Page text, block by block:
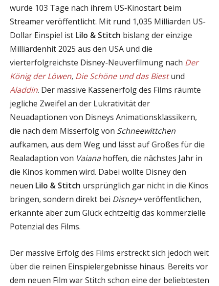
wurde 103 Tage nach ihrem US-Kinostart beim
Streamer veröffentlicht. Mit rund 1,035 Milliarden US-
Dollar Einspiel ist Lilo & Stitch bislang der einzige
Milliardenhit 2025 aus den USA und die
vierterfolgreichste Disney-Neuverfilmung nach Der
König der Löwen, Die Schöne und das Biestund
Aladdin. Der massive Kassenerfolg des Films räumte
jegliche Zweifel an der Lukrativität der
Neuadaptionen von Disneys Animationsklassikern,
die nach dem Misserfolg von Schneewittchen
aufkamen, aus dem Weg und lässt auf Großes für die
Realadaption von Vaianahoffen, die nächstes Jahr in
die Kinos kommen wird. Dabei wollte Disney den
neuen Lilo & Stitch ursprünglich gar nicht in die Kinos
bringen, sondern direkt bei Disney+veröffentlichen,
erkannte aber zum Glück echtzeitig das kommerzielle
Potenzial des Films.
Der massive Erfolg des Films erstreckt sich jedoch weit
über die reinen Einspielergebnisse hinaus. Bereits vor
dem neuen Film war Stitch schon eine der beliebtesten